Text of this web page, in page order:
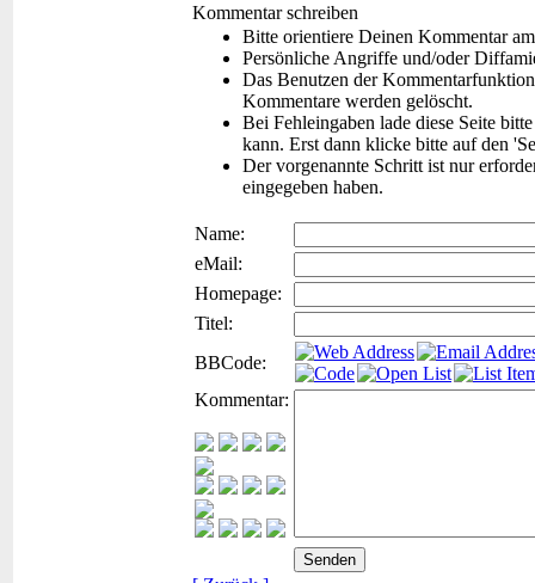
Kommentar schreiben
Bitte orientiere Deinen Kommentar
Persönliche Angriffe und/oder
Das Benutzen der
Kommentare werden gelöscht.
Bei Fehleingaben lade diese Seite
kann. Erst dann klicke bitte auf den
Der vorgenannte Schritt ist nur
eingegeben haben.
Name:
eMail:
Homepage:
Titel:
BBCode:
Kommentar: